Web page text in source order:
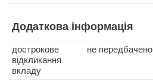
Додаткова інформація
дострокове
відкликання
вкладу
не передбачено